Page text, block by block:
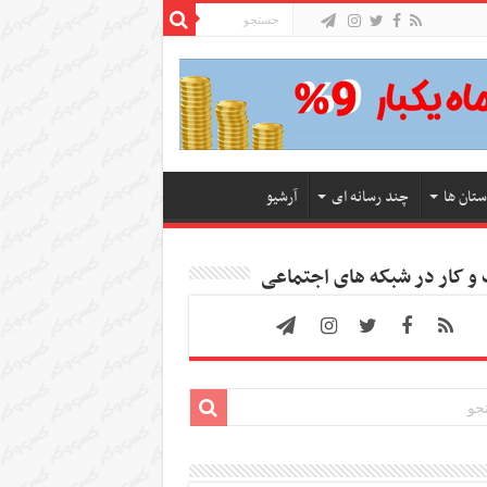
ها چند رسانه ای آرشیو
کار در شبکه های اجتماعی